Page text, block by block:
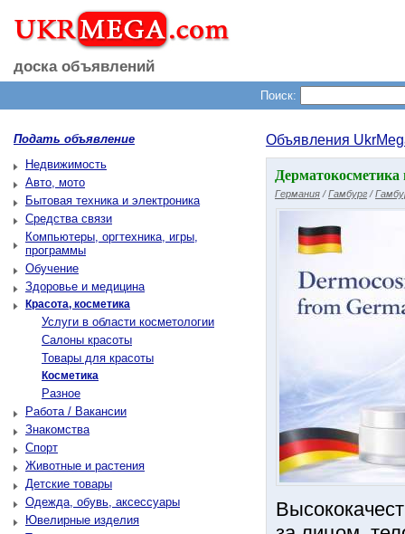
доска объявлений
Поиск:
Подать объявление
Недвижимость
Авто, мото
Бытовая техника и электроника
Средства связи
Компьютеры, оргтехника, игры,
программы
Обучение
Здоровье и медицина
Красота, косметика
Услуги в области косметологии
Салоны красоты
Товары для красоты
Косметика
Разное
Работа / Вакансии
Знакомства
Спорт
Животные и растения
Детские товары
Одежда, обувь, аксессуары
Ювелирные изделия
Объявления
Дерматокосметика
Германия /Гамбург /